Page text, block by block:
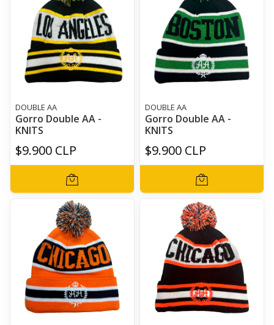
DOUBLE AA
Gorro Double AA -
KNITS
$9.900 CLP
DOUBLE AA
Gorro Double AA -
KNITS
$9.900 CLP